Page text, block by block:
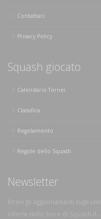
Contattaci
Privacy Policy
Squash giocato
Calendario Tornei
Classifica
Regolamento
Regole dello Squash
Newsletter
Ricevi gli aggiornamenti sugli
offerte dello Store di